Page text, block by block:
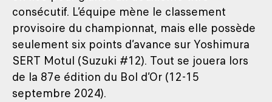
consécutif. L’équipe mène le classement
provisoire du championnat, mais elle possède
seulement six points d’avance sur Yoshimura
SERT Motul (Suzuki #12). Tout se jouera lors
de la 87e édition du Bol d’Or (12-15
septembre 2024).